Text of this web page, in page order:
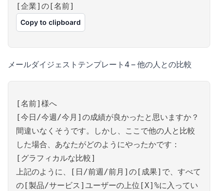
[企業]の[名前]
Copy to clipboard
メールダイジェストテンプレート4 – 他の人との比較
[名前]様へ
[今日/今週/今月]の成績が良かったと思いますか？
間違いなくそうです。しかし、ここで他の人と比較
した場合、あなたがどのようにやったかです：
[グラフィカルな比較]
上記のように、[日/前週/前月]の[成果]で、すべて
の[製品/サービス]ユーザーの上位[X]%に入ってい